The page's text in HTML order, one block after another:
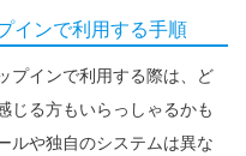
インで利用する手順
プインで利用する際は、ど
じる方もいらっしゃるかも
ルや独自のシステムは異な